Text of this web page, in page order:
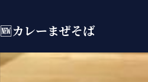
🆕カレーまぜそば